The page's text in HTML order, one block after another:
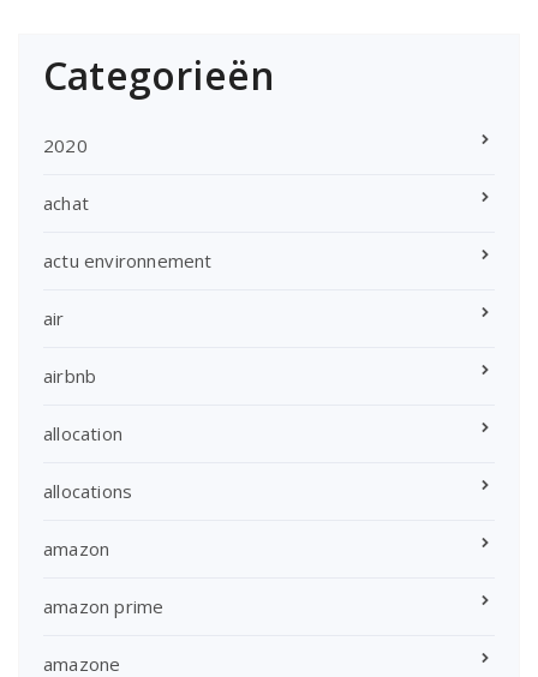
Categorieën
2020
achat
actu environnement
air
airbnb
allocation
allocations
amazon
amazon prime
amazone